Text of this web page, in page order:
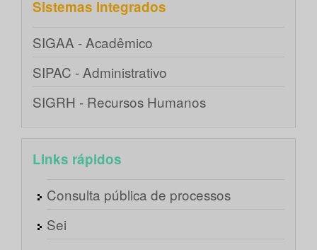
Sistemas integrados
SIGAA - Acadêmico
SIPAC - Administrativo
SIGRH - Recursos Humanos
Links rápidos
Consulta pública de processos
Sei